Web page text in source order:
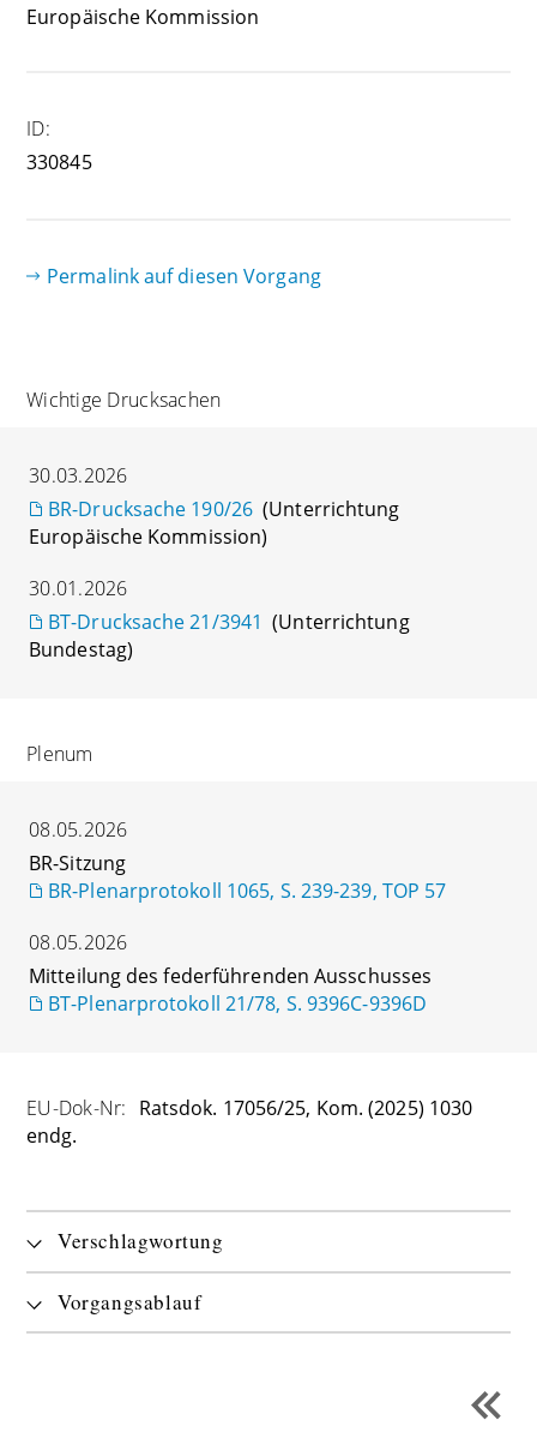
Europäische Kommission
ID:
330845
Permalink auf diesen Vorgang
Wichtige Drucksachen
30.03.2026
BR-Drucksache 190/26 (Unterrichtung
Europäische Kommission)
30.01.2026
BT-Drucksache 21/3941 (Unterrichtung
Bundestag)
Plenum
08.05.2026
BR-Sitzung
BR-Plenarprotokoll 1065, S. 239-239, TOP 57
08.05.2026
Mitteilung des federführenden Ausschusses
BT-Plenarprotokoll 21/78, S. 9396C-9396D
EU-Dok-Nr: Ratsdok. 17056/25, Kom. (2025) 1030
endg.
Verschlagwortung
Vorgangsablauf